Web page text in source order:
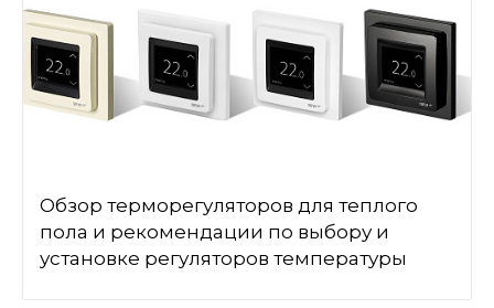
Обзор терморегуляторов для теплого
пола и рекомендации по выбору и
установке регуляторов температуры